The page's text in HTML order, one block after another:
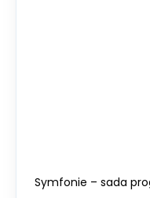
Symfonie – sada